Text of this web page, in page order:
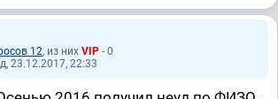
12, из них VIP - 0
23.12.2017, 22:33